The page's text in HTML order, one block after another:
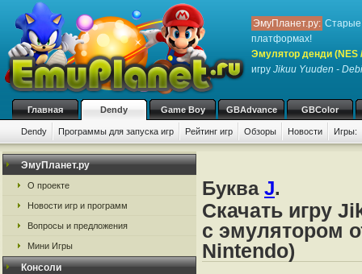
ЭмуПланет.ру: Старые
платформах!
Эмулятор денди (NES
игру Jikuu Yuuden -
Главная Dendy Game Boy GBAdvance GBColor
Dendy Программы для запуска игр Рейтинг игр Обзоры Новости Игры:
ЭмуПланет.ру
О проекте
Новости игр и программ
Вопросы и предложения
Мини Игры
Консоли
Буква J.
Скачать игру
с эмулятором
Nintendo)